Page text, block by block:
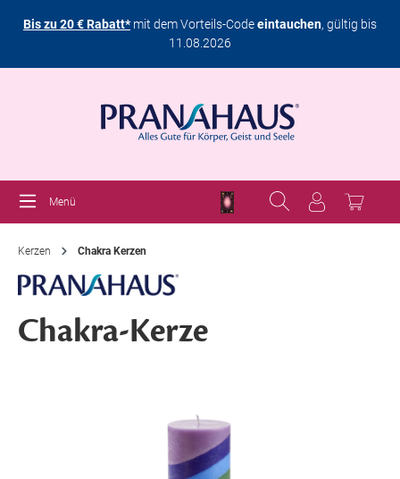
Bis zu 20 € Rabatt*mit dem Vorteils-Codeeintauchen, gültig bis
11.08.2026
Menü
Kerzen Chakra Kerzen
Chakra-Kerze